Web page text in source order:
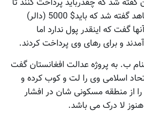
گفته شد که چقدرباید پرداخت کنند تا
آزاد شوند. به این شاهد گفته شد که باید$ 5000 (دالر)
گفت که اینقدر پول ندارد اما
و برای رهای وی پرداخت کردند.
ب. به پروژه عدالت افغانستان گفت
اسلامی وی را لت و کوب کرده و
از منطقه مسکونی شان در افشار
لا درک می باشد.